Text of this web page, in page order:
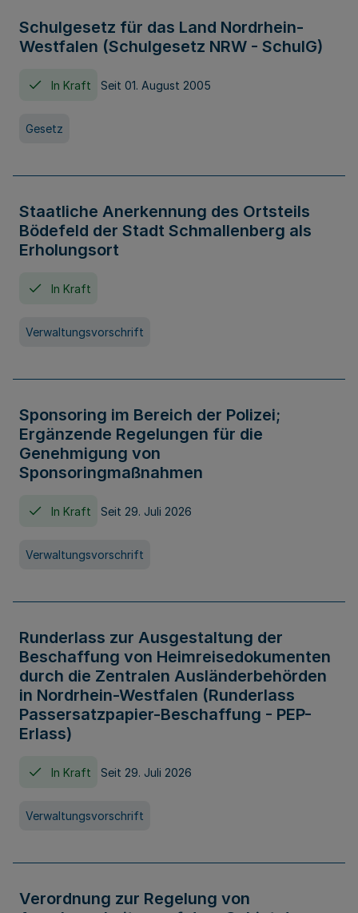
Schulgesetz für das Land Nordrhein-
Westfalen (Schulgesetz NRW - SchulG)
In Kraft Seit 01. August 2005
Gesetz
Staatliche Anerkennung des Ortsteils
Bödefeld der Stadt Schmallenberg als
Erholungsort
In Kraft
Verwaltungsvorschrift
Sponsoring im Bereich der Polizei;
Ergänzende Regelungen für die
Genehmigung von
Sponsoringmaßnahmen
In Kraft Seit 29. Juli 2026
Verwaltungsvorschrift
Runderlass zur Ausgestaltung der
Beschaffung von Heimreisedokumenten
durch die Zentralen Ausländerbehörden
in Nordrhein-Westfalen (Runderlass
Passersatzpapier-Beschaffung - PEP-
Erlass)
In Kraft Seit 29. Juli 2026
Verwaltungsvorschrift
Verordnung zur Regelung von